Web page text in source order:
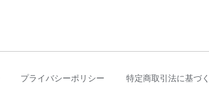
プライバシーポリシー 特定商取引法に基づ